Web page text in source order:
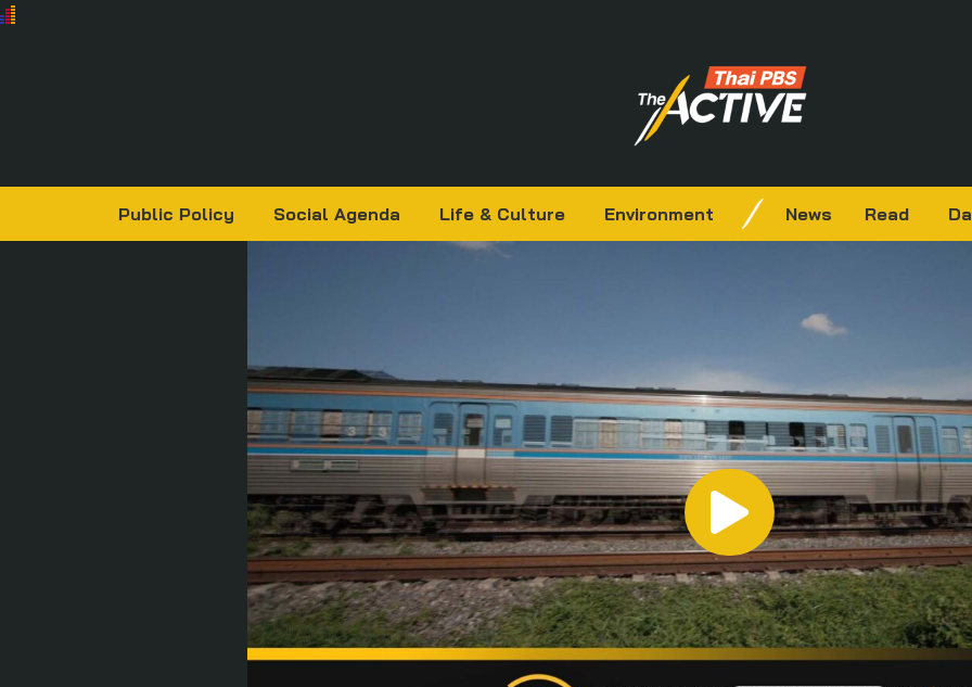
Public Policy Social Agenda Life & Culture Environment News Read